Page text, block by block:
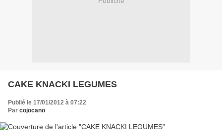
CAKE KNACKI LEGUMES
Publié le 17/01/2012 à 07:22
Par cojocano